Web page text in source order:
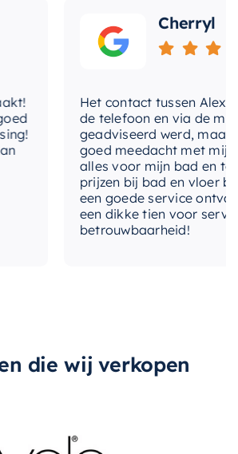
in te leveren op
en duurzaamheid.
Nee
Rechthoekig
Cherryl
Het contact tussen Alex en
de telefoon en via de mail,
geadviseerd werd, maar
goed meedacht met mij.
alles voor mijn bad en
prijzen bij bad en vloer
een goede service
een dikke tien voor service,
betrouwbaarheid!
die wij verkopen